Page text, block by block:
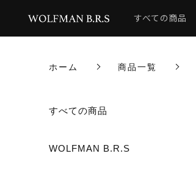
すべての商品
ホーム 商品一覧
すべての商品
WOLFMAN B.R.S